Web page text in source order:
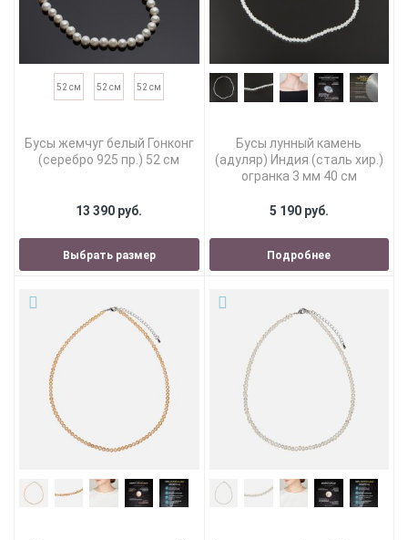
52 см 52 см 52 см
Бусы жемчуг белый Гонконг
(серебро 925 пр.) 52 см
13 390 руб.
Выбрать размер
Бусы лунный камень
(адуляр) Индия (сталь хир.)
огранка 3 мм 40 см
5 190 руб.
Подробнее